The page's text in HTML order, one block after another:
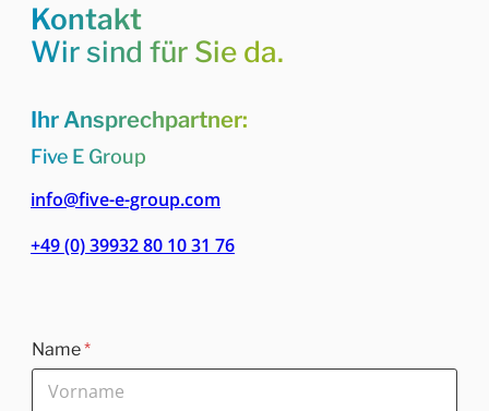
Kontakt
Wir sind für Sie da.
Ihr Ansprechpartner:
Five E Group
info@five-e-group.com
+49 (0) 39932 80 10 31 76
Name*